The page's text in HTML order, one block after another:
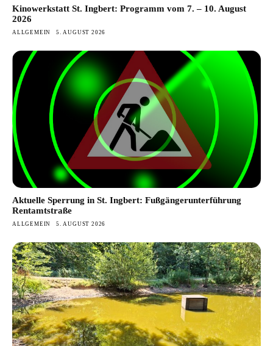
Kinowerkstatt St. Ingbert: Programm vom 7. – 10. August
2026
ALLGEMEIN 5. AUGUST 2026
Aktuelle Sperrung in St. Ingbert: Fußgängerunterführung
Rentamtstraße
ALLGEMEIN 5. AUGUST 2026